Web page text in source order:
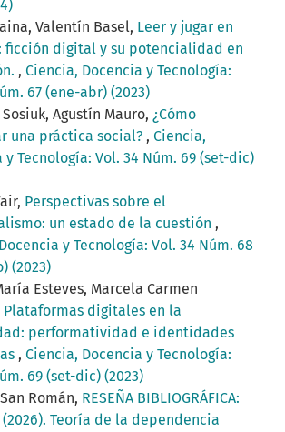
Valentín Basel, Leer y jugar en
ficción digital y su potencialidad en
, Ciencia, Docencia y Tecnología:
67 (ene-abr) (2023)
Agustín Mauro, ¿Cómo
una práctica social? , Ciencia,
y Tecnología: Vol. 34 Núm. 69 (set-dic)
Perspectivas sobre el
un estado de la cuestión ,
y Tecnología: Vol. 34 Núm. 68
(2023)
Esteves, Marcela Carmen
Plataformas digitales en la
performatividad e identidades
, Ciencia, Docencia y Tecnología:
69 (set-dic) (2023)
Román, RESEÑA BIBLIOGRÁFICA:
(2026). Teoría de la dependencia